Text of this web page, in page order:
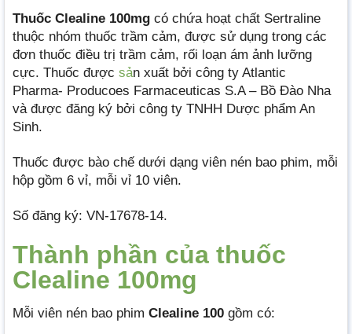
Thuốc Clealine 100mg có chứa hoạt chất Sertraline
thuộc nhóm thuốc trầm cảm, được sử dụng trong các
đơn thuốc điều trị trầm cảm, rối loạn ám ảnh lưỡng
cực. Thuốc được sản xuất bởi công ty Atlantic
Pharma- Producoes Farmaceuticas S.A – Bồ Đào Nha
và được đăng ký bởi công ty TNHH Dược phẩm An
Sinh.
Thuốc được bào chế dưới dạng viên nén bao phim, mỗi
hộp gồm 6 vỉ, mỗi vỉ 10 viên.
Số đăng ký: VN-17678-14.
Thành phần của thuốc
Clealine 100mg
Mỗi viên nén bao phim Clealine 100 gồm có: